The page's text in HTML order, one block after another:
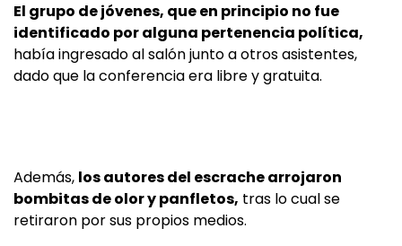
El grupo de jóvenes, que en principio no fue
identificado por alguna pertenencia política,
había ingresado al salón junto a otros asistentes,
dado que la conferencia era libre y gratuita.
Además, los autores del escrache arrojaron
bombitas de olor y panfletos, tras lo cual se
retiraron por sus propios medios.